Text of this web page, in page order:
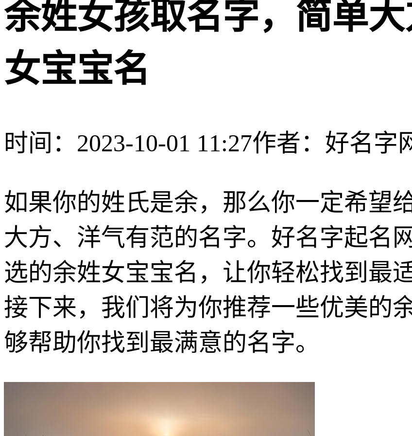
余姓女孩取名字，简单
女宝宝名
时间：2023-10-01 11:27作者：好名字
如果你的姓氏是余，那么你一定希望
大方、洋气有范的名字。好名字起名
选的余姓女宝宝名，让你轻松找到最
接下来，我们将为你推荐一些优美的
够帮助你找到最满意的名字。